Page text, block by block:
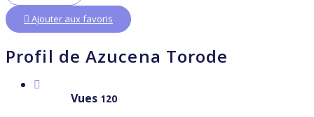
Ajouter aux favoris
Profil de Azucena Torode
Vues 120